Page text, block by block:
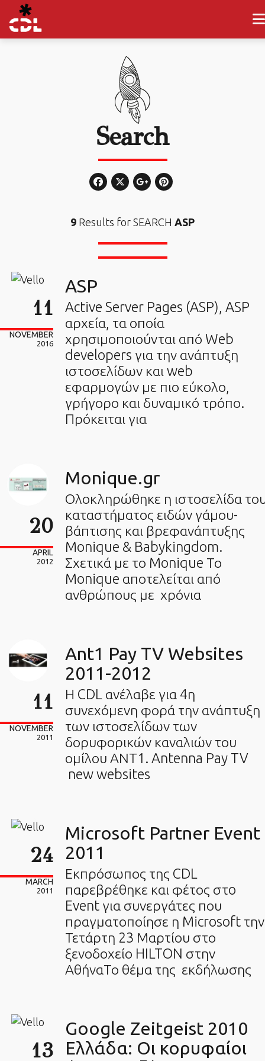
Search
9 Results for SEARCH ASP
11
NOVEMBER
2016
ASP
Active Server Pages (ASP), ASP
αρχεία, τα οποία
χρησιμοποιούνται από Web
developers για την ανάπτυξη
ιστοσελίδων και web
εφαρμογών με πιο εύκολο,
γρήγορο και δυναμικό τρόπο.
Πρόκειται για
20
APRIL
2012
Monique.gr
Ολοκληρώθηκε η ιστοσελίδα
καταστήματος ειδών γάμου-
βάπτισης και βρεφανάπτυξης
Monique & Babykingdom.
Σχετικά με το Monique Το
Monique αποτελείται από
ανθρώπους με χρόνια
11
NOVEMBER
2011
Ant1 Pay TV Websites
2011-2012
Η CDL ανέλαβε για 4η
συνεχόμενη φορά την ανάπτυξη
των ιστοσελίδων των
δορυφορικών καναλιών του
ομίλου ΑΝΤ1. Antenna Pay TV
new websites
24
MARCH
2011
Microsoft Partner Event
2011
Εκπρόσωπος της CDL
παρεβρέθηκε και φέτος στo
Event για συνεργάτες που
πραγματοποίησε η Microsoft την
Τετάρτη 23 Μαρτίου στο
ξενοδοχείο HILTON στην
ΑθήναΤο θέμα της εκδήλωσης
13
Google Zeitgeist 2010
Ελλάδα: Οι κορυφαίοι